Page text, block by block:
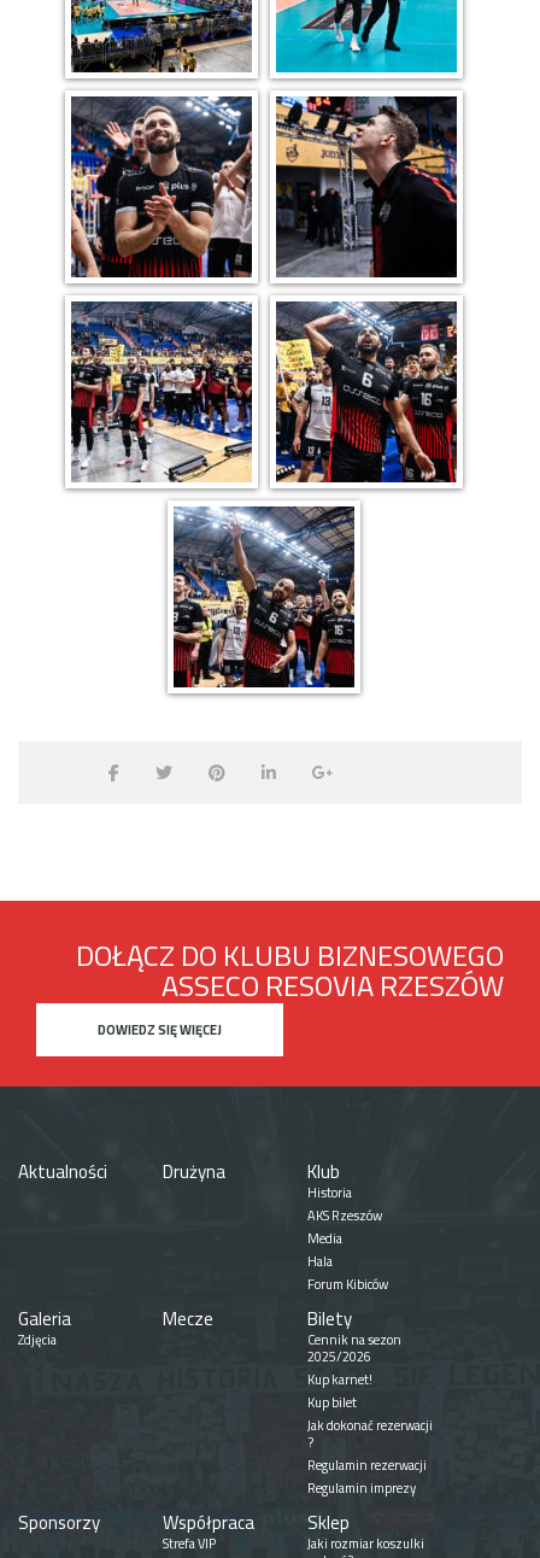
DOŁĄCZ DO KLUBU BIZNESOWEGO
ASSECO RESOVIA RZESZÓW
DOWIEDZ SIĘ WIĘCEJ
Aktualności Drużyna Klub
Historia
AKS Rzeszów
Media
Hala
Forum Kibiców
Galeria
Zdjęcia
Mecze Bilety
Cennik na sezon
2025/2026
Kup karnet!
Kup bilet
Jak dokonać rezerwacji
?
Regulamin rezerwacji
Regulamin imprezy
Sponsorzy Współpraca
Strefa VIP
Sklep
Jaki rozmiar koszulki